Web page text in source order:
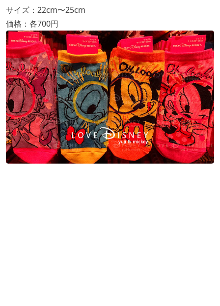
サイズ：22cm〜25cm
価格：各700円